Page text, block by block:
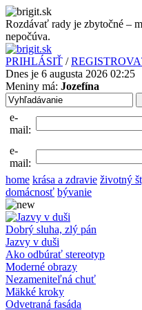
Rozdávať rady je zbytočné –
nepočúva.
PRIHLÁSIŤ /
Dnes je 6 augusta 2026 02:25
Meniny má: Jozefína
e-
mail:
e-
mail:
home krása a zdravie životný
domácnosť bývanie
Dobrý sluha, zlý pán
Jazvy v duši
Ako odbúrať stereotyp
Moderné obrazy
Nezameniteľná chuť
Mäkké kroky
Odvetraná fasáda